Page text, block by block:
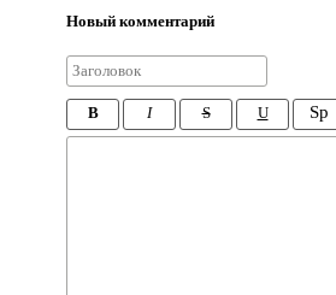
Новый комментарий
B I S U Sp